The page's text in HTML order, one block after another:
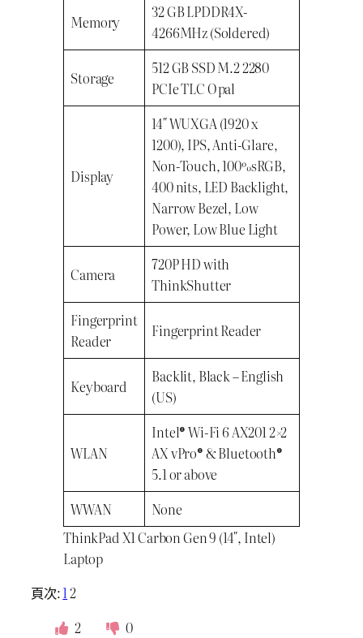
Memory
32 GB LPDDR4X-
4266MHz (Soldered)
Storage
512 GB SSD M.2 2280
PCIe TLC Opal
Display
14″ WUXGA (1920 x
1200), IPS, Anti-Glare,
Non-Touch, 100%sRGB,
400 nits, LED Backlight,
Narrow Bezel, Low
Power, Low Blue Light
Camera
720P HD with
ThinkShutter
Fingerprint
Reader
Fingerprint Reader
Keyboard
Backlit, Black – English
(US)
WLAN
Intel® Wi-Fi 6 AX201 2×2
AX vPro® & Bluetooth®
5.1 or above
WWAN
None
ThinkPad X1 Carbon Gen 9 (14″, Intel)
Laptop
頁次:12
2
0